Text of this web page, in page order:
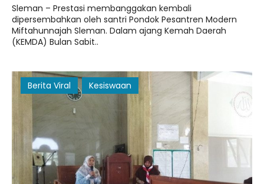
Sleman – Prestasi membanggakan kembali
dipersembahkan oleh santri Pondok Pesantren Modern
Miftahunnajah Sleman. Dalam ajang Kemah Daerah
(KEMDA) Bulan Sabit..
Berita Viral Kesiswaan